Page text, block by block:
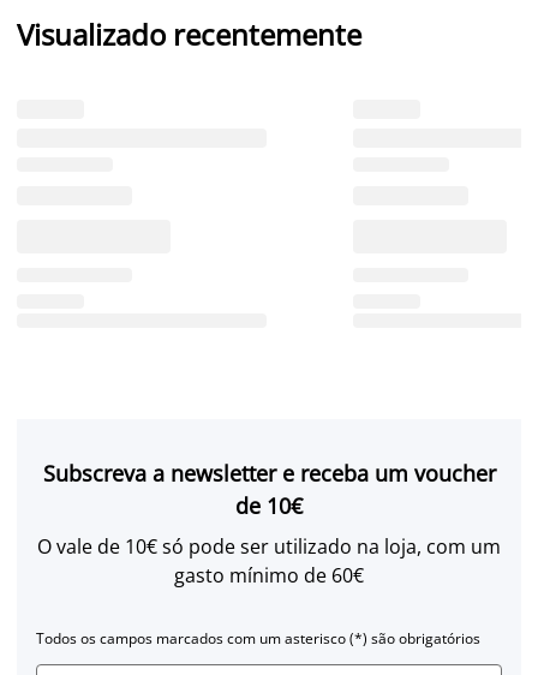
Visualizado recentemente
Subscreva a newsletter e receba um voucher
de 10€
O vale de 10€ só pode ser utilizado na loja, com um
gasto mínimo de 60€
Todos os campos marcados com um asterisco (*) são obrigatórios